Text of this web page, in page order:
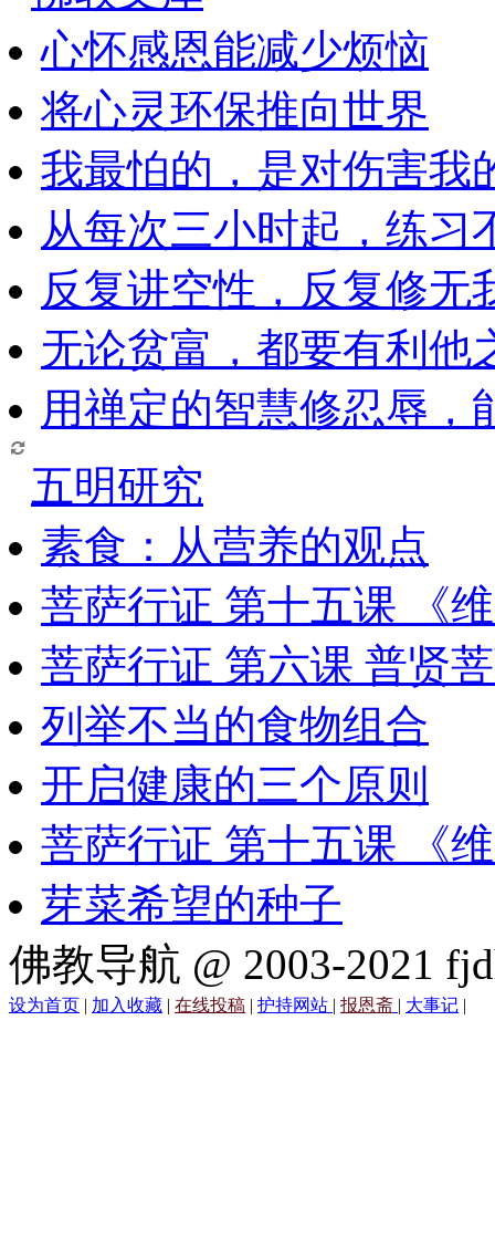
心怀感恩能减少烦恼
将心灵环保推向世界
我最怕的，是对伤害我
从每次三小时起，练习
反复讲空性，反复修无
无论贫富，都要有利他
用禅定的智慧修忍辱，
五明研究
素食：从营养的观点
菩萨行证 第十五课 《
菩萨行证 第六课 普贤
列举不当的食物组合
开启健康的三个原则
菩萨行证 第十五课 《
芽菜希望的种子
佛教导航 @ 2003-2021
设为首页 | 加入收藏 | 在线投稿 | 护持网站 | 报恩斋 | 大事记 |